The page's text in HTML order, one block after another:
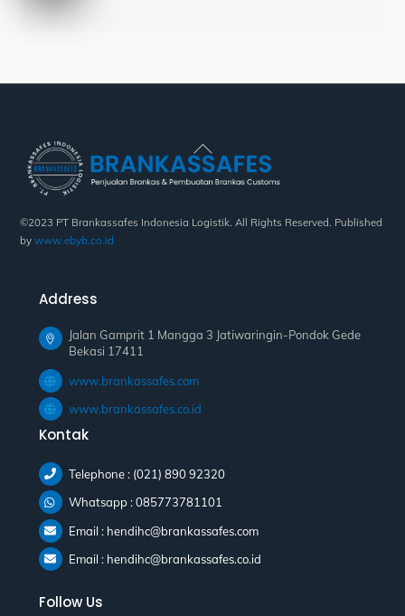
Back
To
Top
©2023 PT Brankassafes Indonesia Logistik. All Rights Reserved. Published
bywww.ebyb.co.id
Address
Jalan Gamprit 1 Mangga 3 Jatiwaringin-Pondok Gede
Bekasi 17411
www.brankassafes.com
www.brankassafes.co.id
Kontak
Telephone : (021) 890 92320
Whatsapp : 085773781101
Email : hendihc@brankassafes.com
Email : hendihc@brankassafes.co.id
Follow Us